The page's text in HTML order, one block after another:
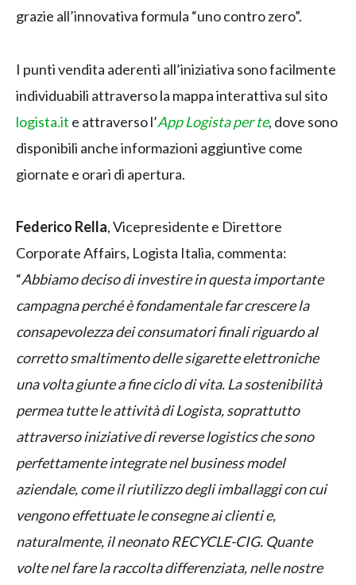
grazie all’innovativa formula “uno contro zero”.
I punti vendita aderenti all’iniziativa sono facilmente
individuabili attraverso la mappa interattiva sul sito
logista.it e attraverso l’App Logista per te, dove sono
disponibili anche informazioni aggiuntive come
giornate e orari di apertura.
Federico Rella, Vicepresidente e Direttore
Corporate Affairs, Logista Italia, commenta:
“Abbiamo deciso di investire in questa importante
campagna perché è fondamentale far crescere la
consapevolezza dei consumatori finali riguardo al
corretto smaltimento delle sigarette elettroniche
una volta giunte a fine ciclo di vita. La sostenibilità
permea tutte le attività di Logista, soprattutto
attraverso iniziative di reverse logistics che sono
perfettamente integrate nel business model
aziendale, come il riutilizzo degli imballaggi con cui
vengono effettuate le consegne ai clienti e,
naturalmente, il neonato RECYCLE-CIG. Quante
volte nel fare la raccolta differenziata, nelle nostre